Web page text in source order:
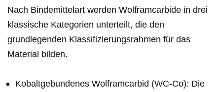
Nach Bindemittelart werden Wolframcarbide in drei
klassische Kategorien unterteilt, die den
grundlegenden Klassifizierungsrahmen für das
Material bilden.
Kobaltgebundenes Wolframcarbid (WC-Co): Die